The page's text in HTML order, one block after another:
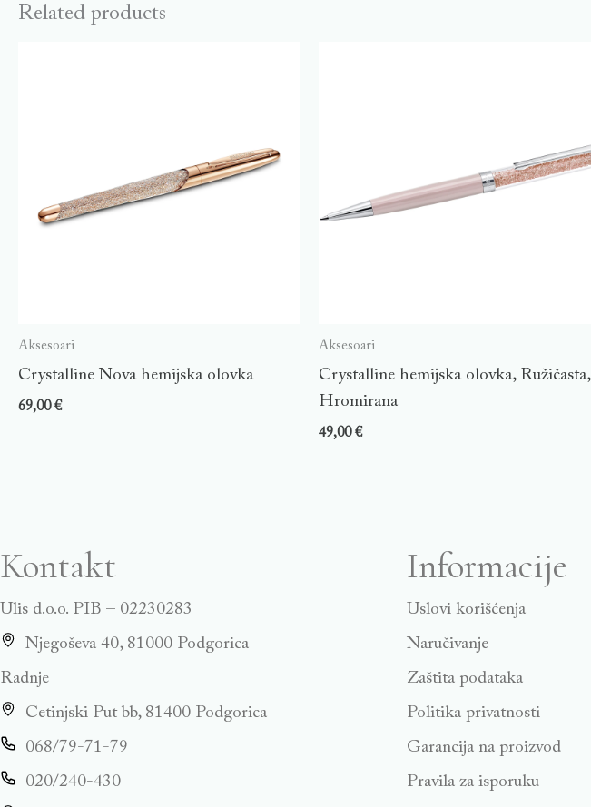
Related products
Aksesoari
Crystalline Nova hemijska olovka
69,00€
Aksesoari
Crystalline hemijska olovka, Ružičasta,
Hromirana
49,00€
Kontakt
Ulis d.o.o. PIB – 02230283
Njegoševa 40, 81000 Podgorica
Radnje
Cetinjski Put bb, 81400 Podgorica
068/79-71-79
020/240-430
Informacije
Uslovi korišćenja
Naručivanje
Zaštita podataka
Politika privatnosti
Garancija na proizvod
Pravila za isporuku